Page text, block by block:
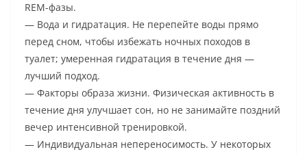
REM-фазы.
— Вода и гидратация. Не перепейте воды прямо
перед сном, чтобы избежать ночных походов в
туалет; умеренная гидратация в течение дня —
лучший подход.
— Факторы образа жизни. Физическая активность в
течение дня улучшает сон, но не занимайте поздний
вечер интенсивной тренировкой.
— Индивидуальная непереносимость. У некоторых